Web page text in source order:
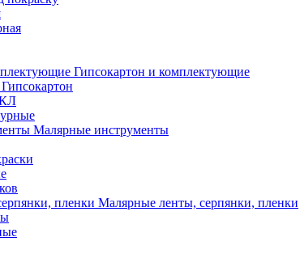
Гипсокартон и комплектующие
Гипсокартон
Малярные инструменты
Малярные ленты, серпянки, пленки